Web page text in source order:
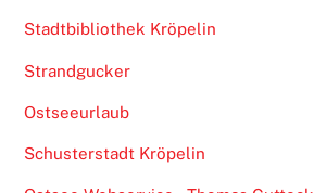
Stadtbibliothek Kröpelin
Strandgucker
Ostseeurlaub
Schusterstadt Kröpelin